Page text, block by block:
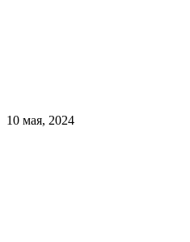
10 мая, 2024